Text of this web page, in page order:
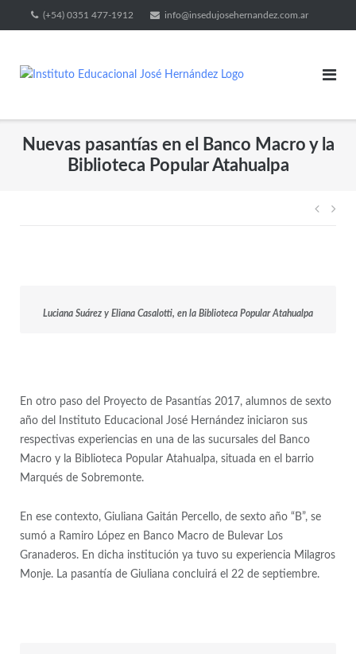
(+54) 0351 477-1912 info@insedujosehernandez.com.ar
Nuevas pasantías en el Banco Macro y la
Biblioteca Popular Atahualpa
Luciana Suárez y Eliana Casalotti, en la Biblioteca Popular Atahualpa
En otro paso del Proyecto de Pasantías 2017, alumnos de sexto
año del Instituto Educacional José Hernández iniciaron sus
respectivas experiencias en una de las sucursales del Banco
Macro y la Biblioteca Popular Atahualpa, situada en el barrio
Marqués de Sobremonte.
En ese contexto, Giuliana Gaitán Percello, de sexto año “B”, se
sumó a Ramiro López en Banco Macro de Bulevar Los
Granaderos. En dicha institución ya tuvo su experiencia Milagros
Monje. La pasantía de Giuliana concluirá el 22 de septiembre.